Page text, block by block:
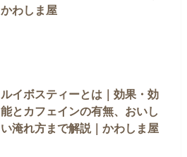
かわしま屋
ルイボスティーとは｜効果・効
能とカフェインの有無、おいし
い淹れ方まで解説｜かわしま屋